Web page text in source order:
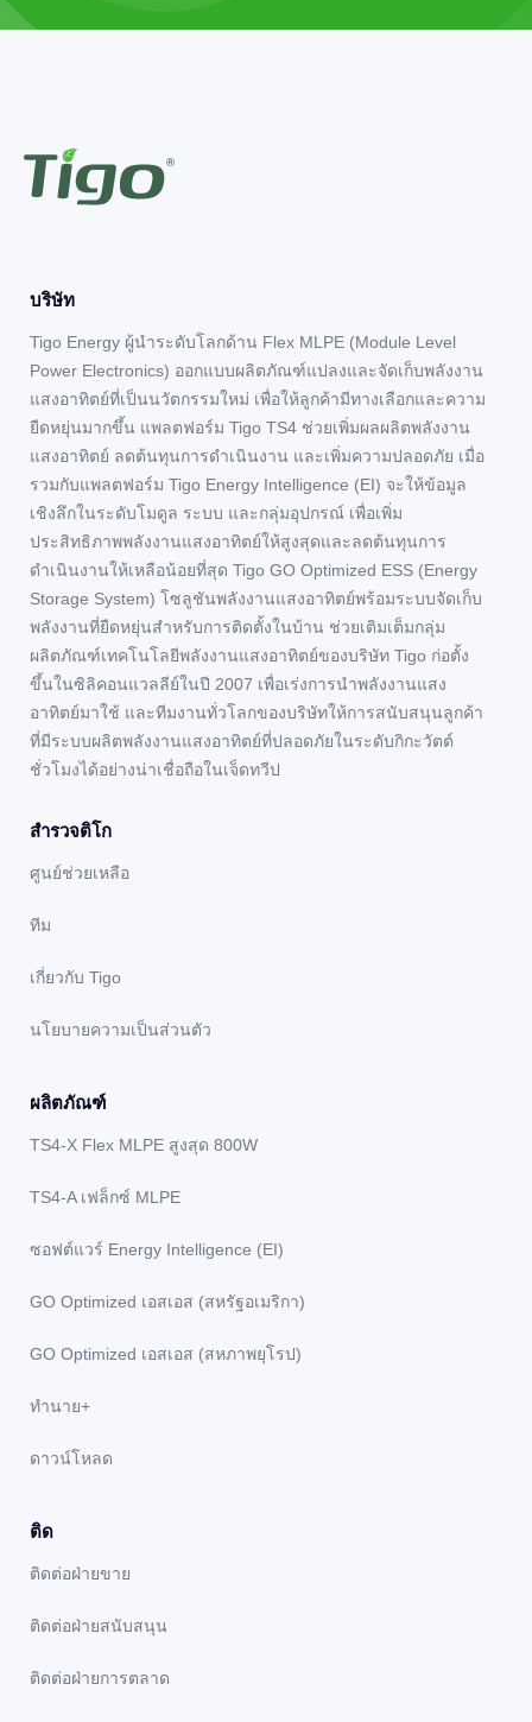
บริษัท
Tigo Energy ผู้นำระดับโลกด้าน Flex MLPE (Module Level
Power Electronics) ออกแบบผลิตภัณฑ์แปลงและจัดเก็บพลังงาน
แสงอาทิตย์ที่เป็นนวัตกรรมใหม่ เพื่อให้ลูกค้ามีทางเลือกและความ
ยืดหยุ่นมากขึ้น แพลตฟอร์ม Tigo TS4 ช่วยเพิ่มผลผลิตพลังงาน
แสงอาทิตย์ ลดต้นทุนการดำเนินงาน และเพิ่มความปลอดภัย เมื่อ
รวมกับแพลตฟอร์ม Tigo Energy Intelligence (EI) จะให้ข้อมูล
เชิงลึกในระดับโมดูล ระบบ และกลุ่มอุปกรณ์ เพื่อเพิ่ม
ประสิทธิภาพพลังงานแสงอาทิตย์ให้สูงสุดและลดต้นทุนการ
ดำเนินงานให้เหลือน้อยที่สุด Tigo GO Optimized ESS (Energy
Storage System) โซลูชันพลังงานแสงอาทิตย์พร้อมระบบจัดเก็บ
พลังงานที่ยืดหยุ่นสำหรับการติดตั้งในบ้าน ช่วยเติมเต็มกลุ่ม
ผลิตภัณฑ์เทคโนโลยีพลังงานแสงอาทิตย์ของบริษัท Tigo ก่อตั้ง
ขึ้นในซิลิคอนแวลลีย์ในปี 2007 เพื่อเร่งการนำพลังงานแสง
อาทิตย์มาใช้ และทีมงานทั่วโลกของบริษัทให้การสนับสนุนลูกค้า
ที่มีระบบผลิตพลังงานแสงอาทิตย์ที่ปลอดภัยในระดับกิกะวัตต์
ชั่วโมงได้อย่างน่าเชื่อถือในเจ็ดทวีป
สํารวจติโก
ศูนย์ช่วยเหลือ
ทีม
เกี่ยวกับ Tigo
นโยบายความเป็นส่วนตัว
ผลิตภัณฑ์
TS4-X Flex MLPE สูงสุด 800W
TS4-A เฟล็กซ์ MLPE
ซอฟต์แวร์ Energy Intelligence (EI)
GO Optimized เอสเอส (สหรัฐอเมริกา)
GO Optimized เอสเอส (สหภาพยุโรป)
ทํานาย+
ดาวน์โหลด
ติด
ติดต่อฝ่ายขาย
ติดต่อฝ่ายสนับสนุน
ติดต่อฝ่ายการตลาด